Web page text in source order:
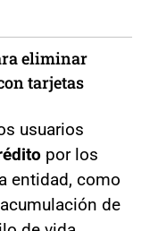
eliminar
tarjetas
usuarios
por los
entidad, como
de